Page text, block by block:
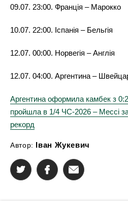
09.07. 23:00. Франція – Марокко
10.07. 22:00. Іспанія – Бельгія
12.07. 00:00. Норвегія – Англія
12.07. 04:00. Аргентина –
Аргентина оформила камбек з
пройшла в 1/4 ЧС-2026 – Мессі
рекорд
Автор: Іван Жукевич